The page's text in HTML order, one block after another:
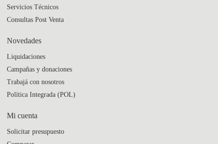
Servicios Técnicos
Consultas Post Venta
Novedades
Liquidaciones
Campañas y donaciones
Trabajá con nosotros
Política Integrada (POL)
Mi cuenta
Solicitar presupuesto